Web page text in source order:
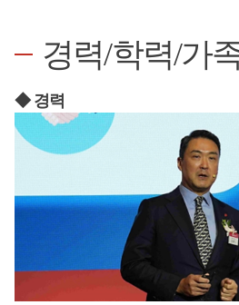
경력/학력/가
◆ 경력